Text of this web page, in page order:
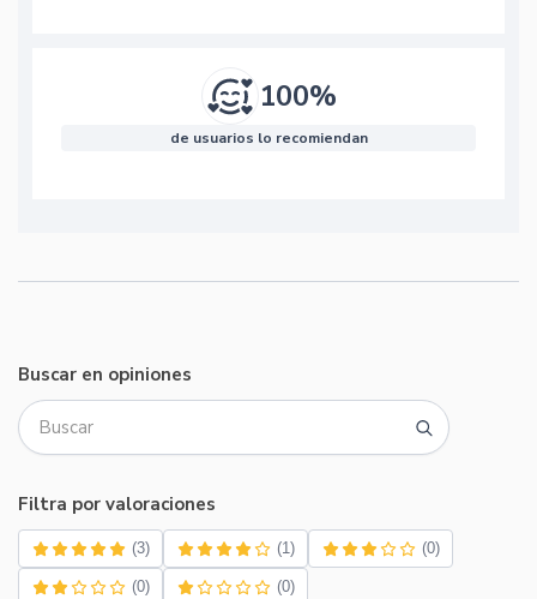
100%
de usuarios lo recomiendan
Buscar en opiniones
Filtra por valoraciones
(3) (1) (0)
(0) (0)